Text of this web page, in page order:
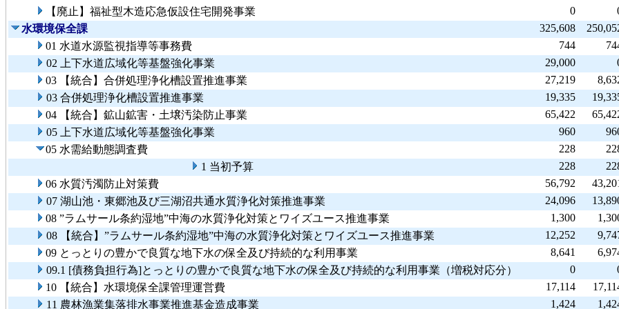
【廃止】福祉型木造応急仮設住宅開発事業
0
水環境保全課
325,608
01 水道水源監視指導等事務費
744
02 上下水道広域化等基盤強化事業
29,000
03 【統合】合併処理浄化槽設置推進事業
27,219
03 合併処理浄化槽設置推進事業
19,335
04 【統合】鉱山鉱害・土壌汚染防止事業
65,422
05 上下水道広域化等基盤強化事業
960
05 水需給動態調査費
228
1 当初予算
228
06 水質汚濁防止対策費
56,792
07 湖山池・東郷池及び三湖沼共通水質浄化対策推進事業
24,096
08 ”ラムサール条約湿地”中海の水質浄化対策とワイズユース推進事業
1,300
08 【統合】”ラムサール条約湿地”中海の水質浄化対策とワイズユース推進事業
12,252
09 とっとりの豊かで良質な地下水の保全及び持続的な利用事業
8,641
09.1 [債務負担行為]とっとりの豊かで良質な地下水の保全及び持続的な利用事業（増税対応分）
0
10 【統合】水環境保全課管理運営費
17,114
11 農林漁業集落排水事業推進基金造成事業
1,424